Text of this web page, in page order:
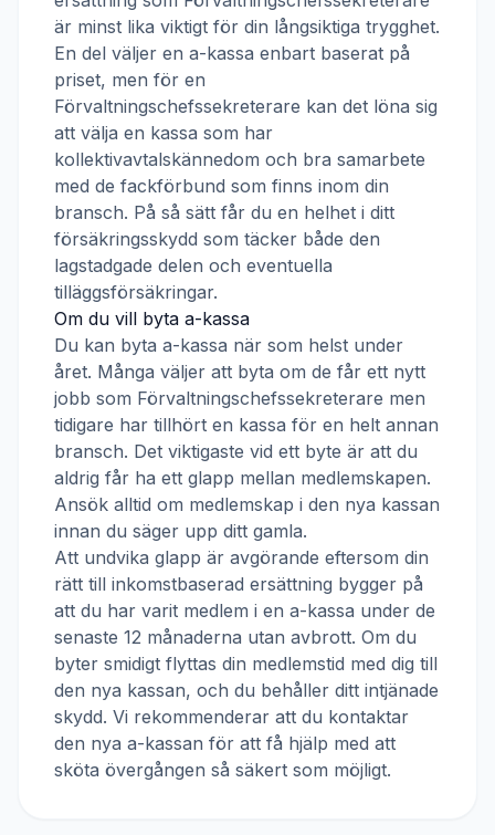
är minst lika viktigt för din långsiktiga trygghet.
En del väljer en a-kassa enbart baserat på
priset, men för en
Förvaltningschefssekreterare kan det löna sig
att välja en kassa som har
kollektivavtalskännedom och bra samarbete
med de fackförbund som finns inom din
bransch. På så sätt får du en helhet i ditt
försäkringsskydd som täcker både den
lagstadgade delen och eventuella
tilläggsförsäkringar.
Om du vill byta a-kassa
Du kan byta a-kassa när som helst under
året. Många väljer att byta om de får ett nytt
jobb som Förvaltningschefssekreterare men
tidigare har tillhört en kassa för en helt annan
bransch. Det viktigaste vid ett byte är att du
aldrig får ha ett glapp mellan medlemskapen.
Ansök alltid om medlemskap i den nya kassan
innan du säger upp ditt gamla.
Att undvika glapp är avgörande eftersom din
rätt till inkomstbaserad ersättning bygger på
att du har varit medlem i en a-kassa under de
senaste 12 månaderna utan avbrott. Om du
byter smidigt flyttas din medlemstid med dig till
den nya kassan, och du behåller ditt intjänade
skydd. Vi rekommenderar att du kontaktar
den nya a-kassan för att få hjälp med att
sköta övergången så säkert som möjligt.